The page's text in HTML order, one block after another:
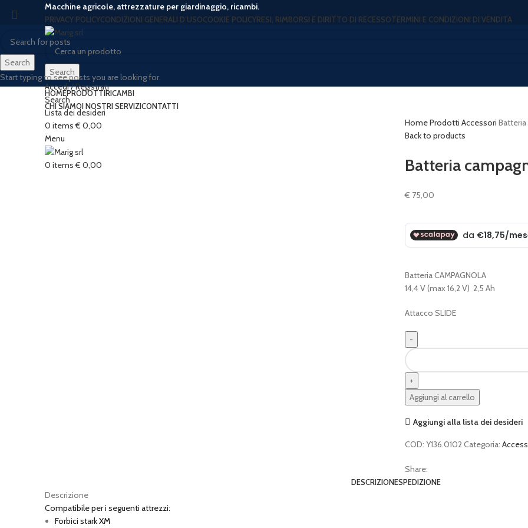
Macchine agricole, attrezzature per giardinaggio, ricambi.
PRIVACY POLICYCONDIZIONI GENERALI D’USOCOOKIE POLICYRESI, RIMBORSI E DIRITTO DI RECESSOTERMINI E CONDIZIONI DI VENDITA
Search
Accedi / Registrati
Search
Lista dei desideri
0 items € 0,00
Menu
0 items € 0,00
HOMEPRODOTTIRICAMBI
CHI SIAMOI NOSTRI SERVIZICONTATTI
HomeProdotti Accessori Batteria
Back to products
Batteria
€ 75,00
Batteria CAMPAGNOLA
14,4 V (max 16,2 V) 2,5 Ah
Attacco SLIDE
Batteria
campagnola
14,4V
2,5Ah
quantità
Aggiungi al carrello
Aggiungi alla lista dei desideri
COD: Y136.0102Categoria:
Share:
DESCRIZIONESPEDIZIONE
Descrizione
Compatibile per i seguenti attrezzi:
Forbici stark XM
Search
Start typing to see posts you are looking for.